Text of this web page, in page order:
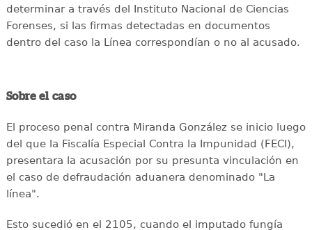
determinar a través del Instituto Nacional de Ciencias
Forenses, si las firmas detectadas en documentos
dentro del caso la Línea correspondían o no al acusado.
Sobre el caso
El proceso penal contra Miranda González se inicio luego
del que la Fiscalía Especial Contra la Impunidad (FECI),
presentara la acusación por su presunta vinculación en
el caso de defraudación aduanera denominado "La
línea".
Esto sucedió en el 2105, cuando el imputado fungía